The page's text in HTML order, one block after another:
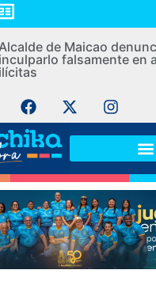
de Maicao
inculparlo falsamente en
ilícitas